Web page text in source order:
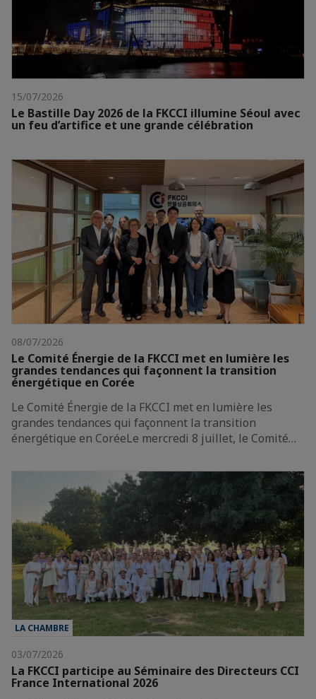
15/07/2026
Le Bastille Day 2026 de la FKCCI illumine Séoul avec
un feu d’artifice et une grande célébration
08/07/2026
Le Comité Énergie de la FKCCI met en lumière les
grandes tendances qui façonnent la transition
énergétique en Corée
Le Comité Énergie de la FKCCI met en lumière les
grandes tendances qui façonnent la transition
énergétique en CoréeLe mercredi 8 juillet, le Comité…
LA CHAMBRE
03/07/2026
La FKCCI participe au Séminaire des Directeurs CCI
France International 2026